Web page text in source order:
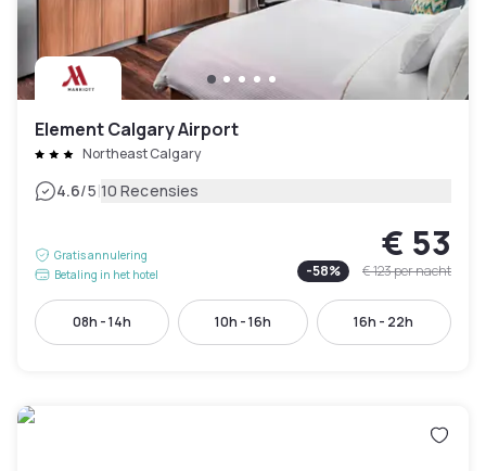
Element Calgary Airport
Northeast Calgary
4.6/5|10 Recensies
Gratis annulering
Betaling in het hotel
€ 53
-58% € 123per nacht
08h - 14h 10h - 16h 16h - 22h